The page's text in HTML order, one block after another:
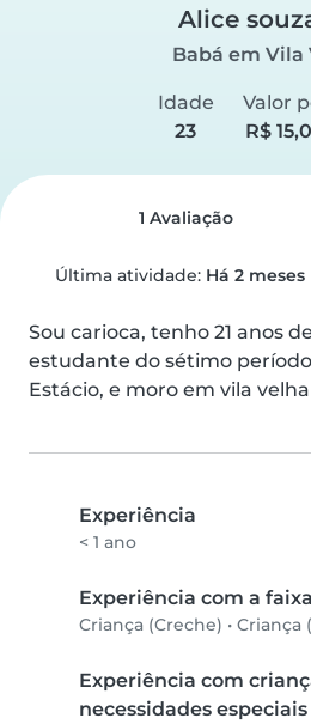
Alice
Babá em Vila
Idade
23
Valor
R$
1 Avaliação
Última atividade: Há 2 meses
Sou carioca, tenho 21 anos
estudante do sétimo
Estácio, e moro em vila velha
Experiência
< 1 ano
Experiência com a
Criança (Creche) • Criança
Experiência com
necessidades especiais